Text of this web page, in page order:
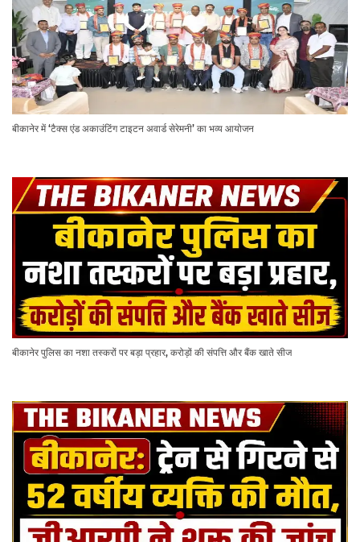
बीकानेर में ‘टैक्स एंड अकाउंटिंग टाइटन अवार्ड सेरेमनी’ का भव्य आयोजन
बीकानेर पुलिस का नशा तस्करों पर बड़ा प्रहार, करोड़ों की संपत्ति और बैंक खाते सीज